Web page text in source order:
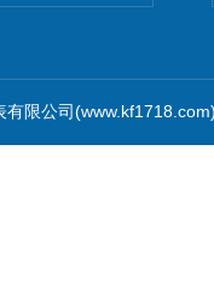
限公司